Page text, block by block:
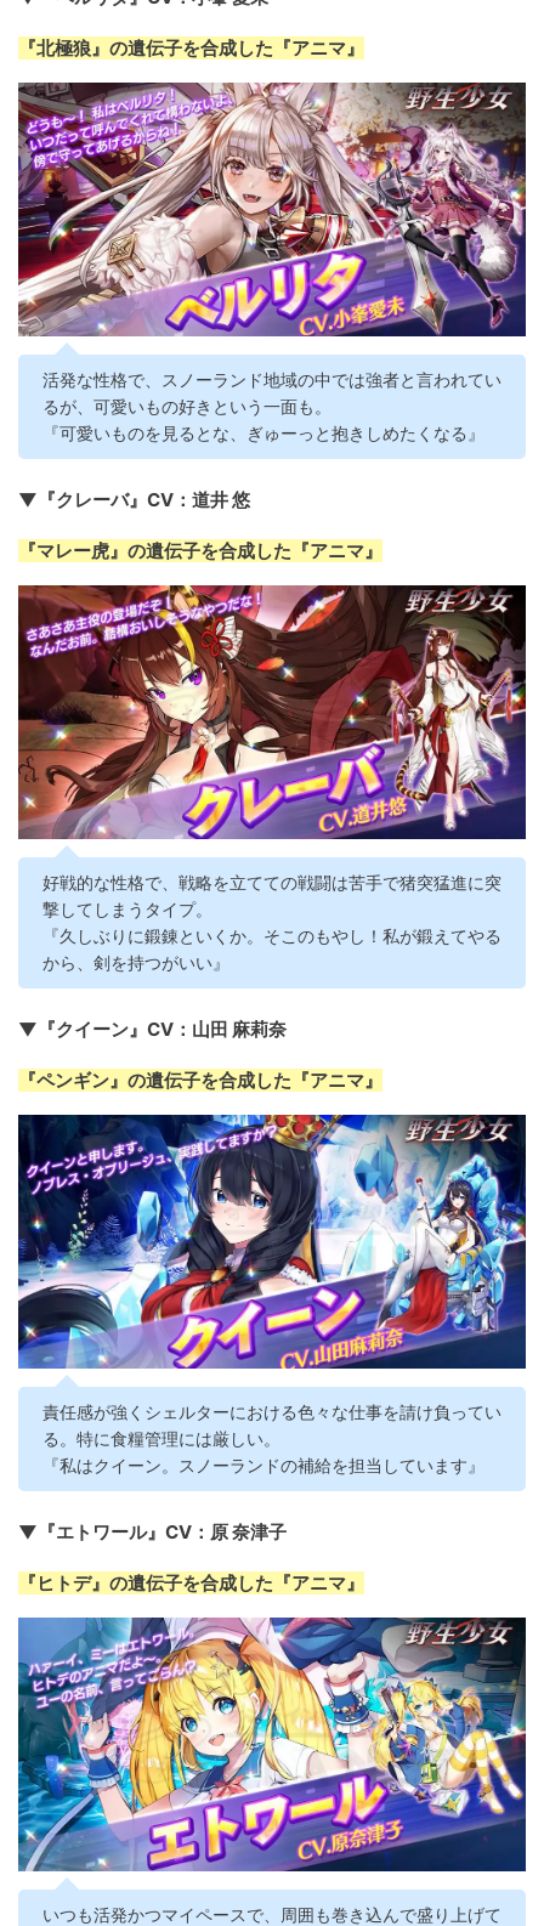
『北極狼』の遺伝子を合成した『アニマ』
活発な性格で、スノーランド地域の中では強者と言われてい
るが、可愛いもの好きという一面も。
『可愛いものを見るとな、ぎゅーっと抱きしめたくなる』
▼『クレーバ』CV：道井 悠
『マレー虎』の遺伝子を合成した『アニマ』
好戦的な性格で、戦略を立てての戦闘は苦手で猪突猛進に突
撃してしまうタイプ。
『久しぶりに鍛錬といくか。そこのもやし！私が鍛えてやる
から、剣を持つがいい』
▼『クイーン』CV：山田 麻莉奈
『ペンギン』の遺伝子を合成した『アニマ』
責任感が強くシェルターにおける色々な仕事を請け負ってい
る。特に食糧管理には厳しい。
『私はクイーン。スノーランドの補給を担当しています』
▼『エトワール』CV：原 奈津子
『ヒトデ』の遺伝子を合成した『アニマ』
いつも活発かつマイペースで、周囲も巻き込んで盛り上げて